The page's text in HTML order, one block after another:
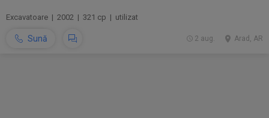
Excavatoare | 2002 | 321 cp | utilizat
Sună Arad, AR
2 aug.